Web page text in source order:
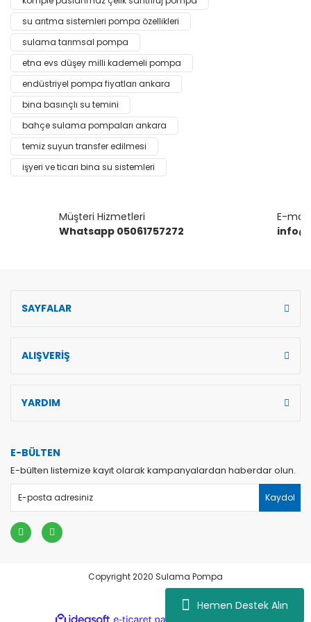
Hemen Destek Alın
Yorum Yaz
Ürün resmi kalitesiz, bozuk veya görüntülenemiyor.
Ürün açıklamasında eksik bilgiler bulunuyor.
Ürün bilgilerinde hatalar bulunuyor.
Ürün fiyatı diğer sitelerden daha pahalı.
Bu ürüne benzer farklı alternatifler olmalı.
su arıtma sistemleri pompa özellikleri
sulama tarımsal pompa
etna evs düşey milli kademeli pompa
endüstriyel pompa fiyatları ankara
bina basınçlı su temini
bahçe sulama pompaları ankara
temiz suyun transfer edilmesi
işyeri ve ticari bina su sistemleri
Müşteri Hizmetleri
Whatsapp 05061757272
E-mail
SAYFALAR
ALIŞVERİŞ
YARDIM
E-BÜLTEN
E-bülten listemize kayıt olarak kampanyalardan haberdar olun.
Kaydol
Copyright 2020 Sulama Pompa
ideasoft